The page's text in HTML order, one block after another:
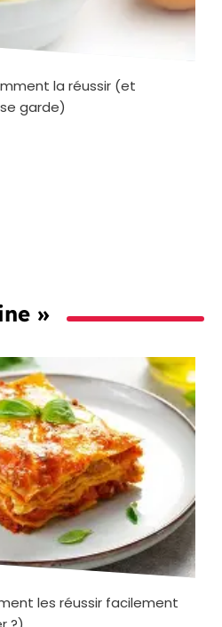
la réussir (et
garde)
»
les réussir facilement